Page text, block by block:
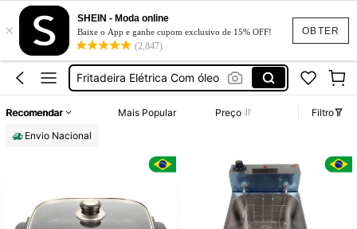
OBTER
×
SHEIN - Moda online
Baixe o App e ganhe cupom exclusivo de 15% OFF!
(2,847)
Churrasqueira
Fritadeira Elétrica
Fritadeira Elétrica Com óleo
Airfryer Fritadeira Elétrica
Recomendar Mais Popular Preço
Filtro
Envio Nacional